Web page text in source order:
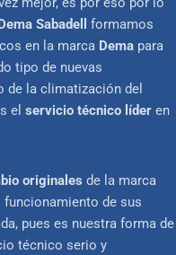
Sabadell
formamos
en la marca Dema para
tipo de nuevas
de la climatización del
el servicio técnico líder en
originales de la marca
funcionamiento de sus
pues es nuestra forma de
técnico serio y